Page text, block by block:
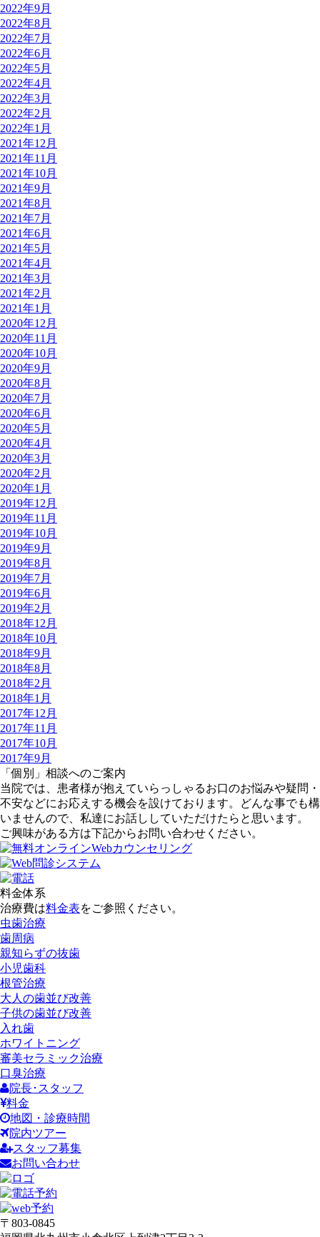
2022年9月
2022年8月
2022年7月
2022年6月
2022年5月
2022年4月
2022年3月
2022年2月
2022年1月
2021年12月
2021年11月
2021年10月
2021年9月
2021年8月
2021年7月
2021年6月
2021年5月
2021年4月
2021年3月
2021年2月
2021年1月
2020年12月
2020年11月
2020年10月
2020年9月
2020年8月
2020年7月
2020年6月
2020年5月
2020年4月
2020年3月
2020年2月
2020年1月
2019年12月
2019年11月
2019年10月
2019年9月
2019年8月
2019年7月
2019年6月
2019年2月
2018年12月
2018年10月
2018年9月
2018年8月
2018年2月
2018年1月
2017年12月
2017年11月
2017年10月
2017年9月
「個別」相談へのご案内
当院では、患者様が抱えていらっしゃるお口のお悩みや疑問・
不安などにお応えする機会を設けております。どんな事でも構
いませんので、私達にお話ししていただけたらと思います。
ご興味がある方は下記からお問い合わせください。
料金体系
治療費は料金表をご参照ください。
虫歯治療
歯周病
親知らずの抜歯
小児歯科
根管治療
大人の歯並び改善
子供の歯並び改善
入れ歯
ホワイトニング
審美セラミック治療
口臭治療
院長･スタッフ
料金
地図・診療時間
院内ツアー
スタッフ募集
お問い合わせ
〒803-0845